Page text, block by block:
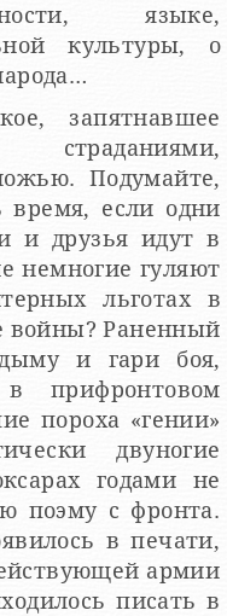
языке,
культуры, о
запятнавшее
Подумайте,
если одни
и друзья идут в
льготах в
войны? Раненный
дыму и гари боя,
пороха «гении»
двуногие
годами не
поэму с фронта.
в печати,
армии
писать в